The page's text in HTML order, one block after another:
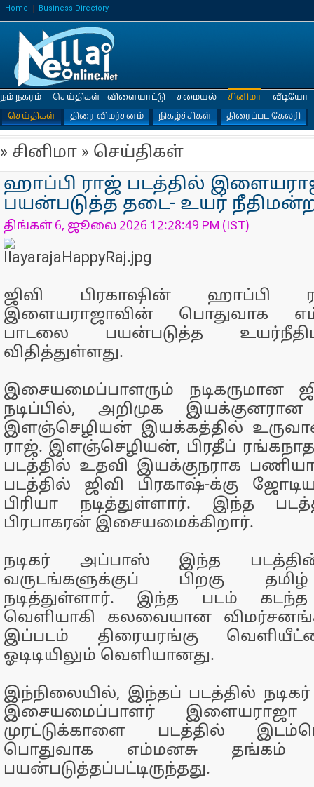
Home Business Directory
நம் நகரம் செய்திகள் - விளையாட்டு சமையல்
சினிமா
செய்திகள்
திரை விமர்சனம் நிகழ்ச்சிகள் திரைப்பட கேலரி
வீடியோ
» சினிமா » செய்திகள்
ஹாப்பி ராஜ் படத்தில்
பயன்படுத்த தடை- உயர்
திங்கள் 6, ஜூலை 2026 12:28:49 PM (IST)
ஜிவி பிரகாஷின் ஹாப்பி
இளையராஜாவின் பொதுவாக
பாடலை பயன்படுத்த
விதித்துள்ளது.
இசையமைப்பாளரும் நடிகருமான
நடிப்பில், அறிமுக
இளஞ்செழியன் இயக்கத்தில்
ராஜ். இளஞ்செழியன், பிரதீப்
படத்தில் உதவி இயக்குநராக
படத்தில் ஜிவி பிரகாஷ்-க்கு
பிரியா நடித்துள்ளார். இந்த
பிரபாகரன் இசையமைக்கிறார்.
நடிகர் அப்பாஸ் இந்த
வருடங்களுக்குப் பிறகு
நடித்துள்ளார். இந்த படம்
வெளியாகி கலவையான
இப்படம் திரையரங்கு
ஓடிடியிலும் வெளியானது.
இந்நிலையில், இந்தப் படத்தில் நடிகர்
இசையமைப்பாளர்
முரட்டுக்காளை படத்தில்
பொதுவாக எம்மனசு
பயன்படுத்தப்பட்டிருந்தது.